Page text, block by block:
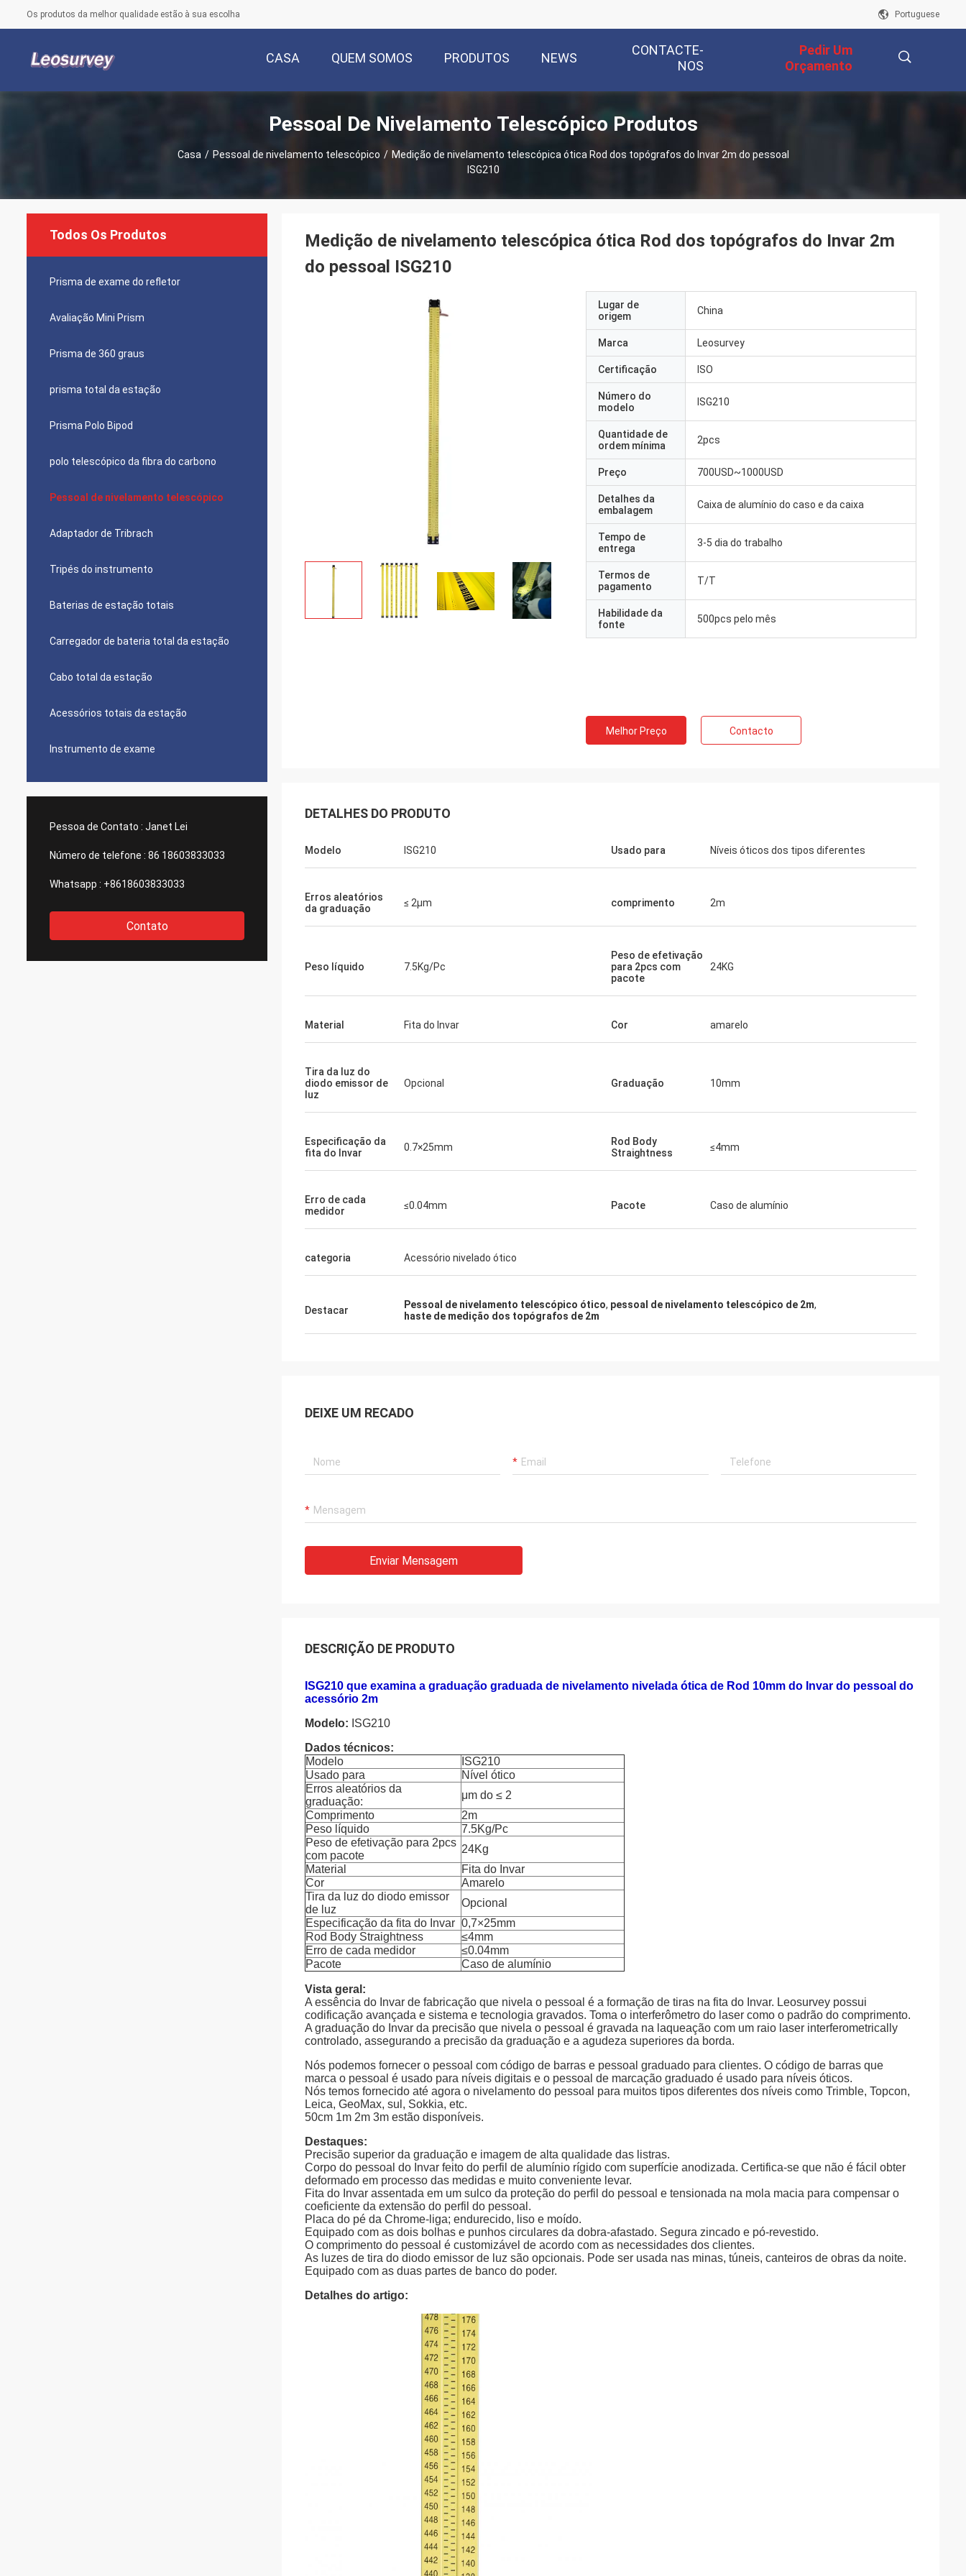
Os produtos da melhor qualidade estão à sua escolha Portuguese
CASA QUEM SOMOS PRODUTOS NEWS
CONTACTE-
NOS
Pedir Um
Orçamento
Pessoal De Nivelamento Telescópico Produtos
Casa / Pessoal de nivelamento telescópico / Medição de nivelamento telescópica ótica Rod dos topógrafos do Invar 2m do pessoal
ISG210
Todos Os Produtos
Prisma de exame do refletor
Avaliação Mini Prism
Prisma de 360 graus
prisma total da estação
Prisma Polo Bipod
polo telescópico da fibra do carbono
Pessoal de nivelamento telescópico
Adaptador de Tribrach
Tripés do instrumento
Baterias de estação totais
Carregador de bateria total da estação
Cabo total da estação
Acessórios totais da estação
Instrumento de exame
Pessoa de Contato : Janet Lei
Número de telefone : 86 18603833033
Whatsapp : +8618603833033
Contato
Medição de nivelamento telescópica ótica Rod dos topógrafos do Invar 2m
do pessoal ISG210
Lugar de
origem
China
Marca Leosurvey
Certificação ISO
Número do
modelo
ISG210
Quantidade de
ordem mínima
2pcs
Preço 700USD~1000USD
Detalhes da
embalagem
Caixa de alumínio do caso e da caixa
Tempo de
entrega
3-5 dia do trabalho
Termos de
pagamento
T/T
Habilidade da
fonte
500pcs pelo mês
Melhor Preço Contacto
DETALHES DO PRODUTO
Modelo ISG210 Usado para Níveis óticos dos tipos diferentes
Erros aleatórios
da graduação
≤ 2μm comprimento 2m
Peso líquido 7.5Kg/Pc
Peso de efetivação
para 2pcs com
pacote
24KG
Material Fita do Invar Cor amarelo
Tira da luz do
diodo emissor de
luz
Opcional Graduação 10mm
Especificação da
fita do Invar
0.7×25mm
Rod Body
Straightness
≤4mm
Erro de cada
medidor
≤0.04mm Pacote Caso de alumínio
categoria Acessório nivelado ótico
Destacar Pessoal de nivelamento telescópico ótico, pessoal de nivelamento telescópico de 2m,
haste de medição dos topógrafos de 2m
DEIXE UM RECADO
Enviar Mensagem
DESCRIÇÃO DE PRODUTO
ISG210 que examina a graduação graduada de nivelamento nivelada ótica de Rod 10mm do Invar do pessoal do
acessório 2m
Modelo: ISG210
Dados técnicos:
Modelo
ISG210
Usado para
Nível ótico
Erros aleatórios da
graduação:
μm do ≤ 2
Comprimento
2m
Peso líquido
7.5Kg/Pc
Peso de efetivação para 2pcs
com pacote
24Kg
Material
Fita do Invar
Cor
Amarelo
Tira da luz do diodo emissor
de luz
Opcional
Especificação da fita do Invar 0,7×25mm
Rod Body Straightness
≤4mm
Erro de cada medidor
≤0.04mm
Pacote
Caso de alumínio
Vista geral:
A essência do Invar de fabricação que nivela o pessoal é a formação de tiras na fita do Invar. Leosurvey possui
codificação avançada e sistema e tecnologia gravados. Toma o interferômetro do laser como o padrão do comprimento.
A graduação do Invar da precisão que nivela o pessoal é gravada na laqueação com um raio laser interferometrically
controlado, assegurando a precisão da graduação e a agudeza superiores da borda.
Nós podemos fornecer o pessoal com código de barras e pessoal graduado para clientes. O código de barras que
marca o pessoal é usado para níveis digitais e o pessoal de marcação graduado é usado para níveis óticos.
Nós temos fornecido até agora o nivelamento do pessoal para muitos tipos diferentes dos níveis como Trimble, Topcon,
Leica, GeoMax, sul, Sokkia, etc.
50cm 1m 2m 3m estão disponíveis.
Destaques:
Precisão superior da graduação e imagem de alta qualidade das listras.
Corpo do pessoal do Invar feito do perfil de alumínio rígido com superfície anodizada. Certifica-se que não é fácil obter
deformado em processo das medidas e muito conveniente levar.
Fita do Invar assentada em um sulco da proteção do perfil do pessoal e tensionada na mola macia para compensar o
coeficiente da extensão do perfil do pessoal.
Placa do pé da Chrome-liga; endurecido, liso e moído.
Equipado com as dois bolhas e punhos circulares da dobra-afastado. Segura zincado e pó-revestido.
O comprimento do pessoal é customizável de acordo com as necessidades dos clientes.
As luzes de tira do diodo emissor de luz são opcionais. Pode ser usada nas minas, túneis, canteiros de obras da noite.
Equipado com as duas partes de banco do poder.
Detalhes do artigo: